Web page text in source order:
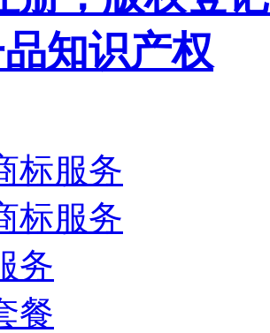
标服务
标服务
务
餐